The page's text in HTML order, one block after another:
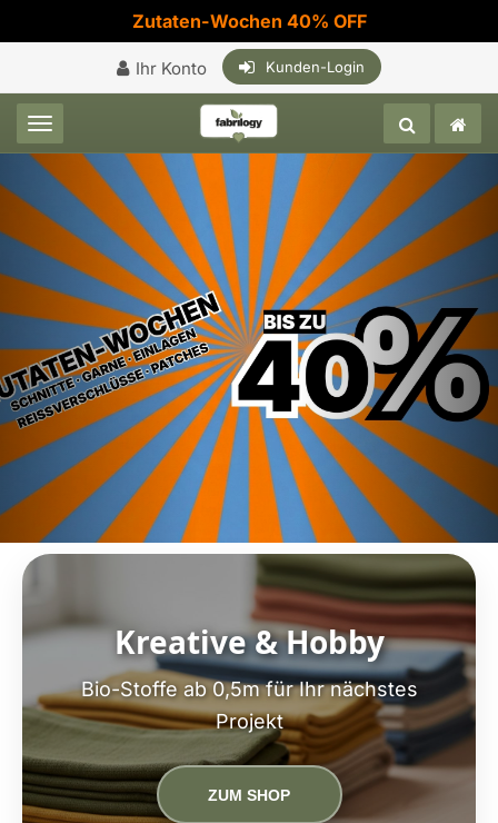
Zutaten-Wochen 40% OFF
Ihr Konto Kunden-Login
Toggle navigation
Kreative & Hobby
Bio-Stoffe ab 0,5m für Ihr nächstes
Projekt
ZUM SHOP